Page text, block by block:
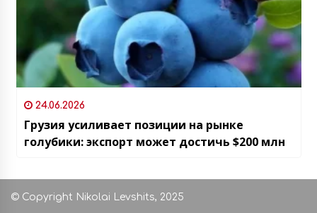
24.06.2026
Грузия усиливает позиции на рынке
голубики: экспорт может достичь $200 млн
© Copyright Nikolai Levshits, 2025